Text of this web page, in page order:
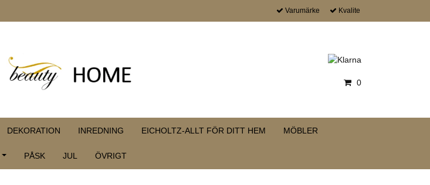
Varumärke Kvalite
0
DEKORATION INREDNING EICHOLTZ-ALLT FÖR DITT HEM MÖBLER
PÅSK JUL ÖVRIGT